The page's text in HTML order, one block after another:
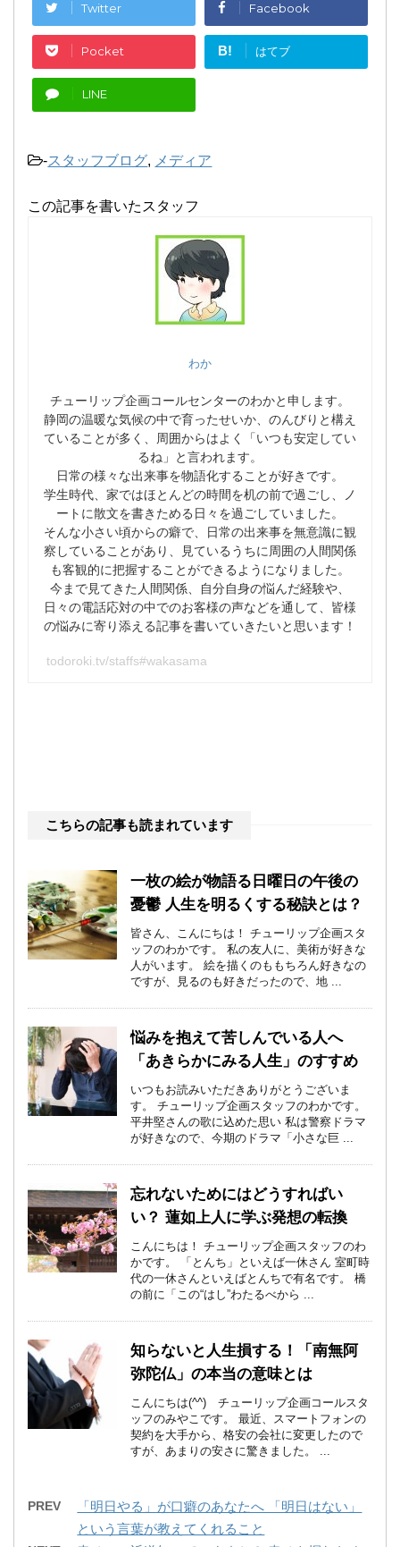
Twitter Facebook
Pocket B! はてブ
LINE
-スタッフブログ, メディア
この記事を書いたスタッフ
わか
チューリップ企画コールセンターのわかと申します。
静岡の温暖な気候の中で育ったせいか、のんびりと構え
ていることが多く、周囲からはよく「いつも安定してい
るね」と言われます。
日常の様々な出来事を物語化することが好きです。
学生時代、家ではほとんどの時間を机の前で過ごし、ノ
ートに散文を書きためる日々を過ごしていました。
そんな小さい頃からの癖で、日常の出来事を無意識に観
察していることがあり、見ているうちに周囲の人間関係
も客観的に把握することができるようになりました。
今まで見てきた人間関係、自分自身の悩んだ経験や、
日々の電話応対の中でのお客様の声などを通して、皆様
の悩みに寄り添える記事を書いていきたいと思います！
todoroki.tv/staffs#wakasama
こちらの記事も読まれています
一枚の絵が物語る日曜日の午後の
憂鬱 人生を明るくする秘訣とは？
皆さん、こんにちは！ チューリップ企画スタ
ッフのわかです。 私の友人に、美術が好きな
人がいます。 絵を描くのももちろん好きなの
ですが、見るのも好きだったので、地 ...
悩みを抱えて苦しんでいる人へ
「あきらかにみる人生」のすすめ
いつもお読みいただきありがとうございま
す。 チューリップ企画スタッフのわかです。
平井堅さんの歌に込めた思い 私は警察ドラマ
が好きなので、今期のドラマ「小さな巨 ...
忘れないためにはどうすればい
い？ 蓮如上人に学ぶ発想の転換
こんにちは！ チューリップ企画スタッフのわ
かです。 「とんち」といえば一休さん 室町時
代の一休さんといえばとんちで有名です。 橋
の前に「この“はし”わたるべから ...
知らないと人生損する！「南無阿
弥陀仏」の本当の意味とは
こんにちは(^^) チューリップ企画コールスタ
ッフのみやこです。 最近、スマートフォンの
契約を大手から、格安の会社に変更したので
すが、あまりの安さに驚きました。 ...
PREV
「明日やる」が口癖のあなたへ 「明日はない」
という言葉が教えてくれること